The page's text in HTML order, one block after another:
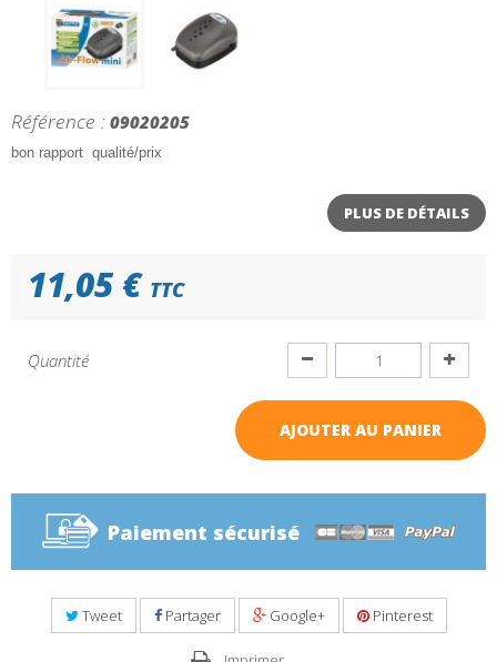
Référence : 09020205
bon rapport qualité/prix
PLUS DE DÉTAILS
11,05 € TTC
Quantité
AJOUTER AU PANIER
Paiement sécurisé
Tweet Partager Google+ Pinterest